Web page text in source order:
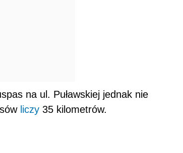
na ul. Puławskiej jednak nie
liczy 35 kilometrów.